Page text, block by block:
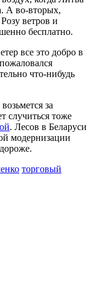
А во-вторых,
ветров и
бесплатно.
все это добро в
что-нибудь
за
случиться тоже
. Лесов в Беларуси
модернизации
торговый